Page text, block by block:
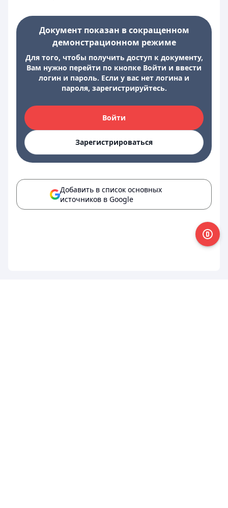
Документ показан в сокращенном
демонстрационном режиме
Для того, чтобы получить доступ к документу,
Вам нужно перейти по кнопке Войти и ввести
логин и пароль. Если у вас нет логина и
пароля, зарегистрируйтесь.
Войти
Зарегистрироваться
Добавить в список основных
источников в Google